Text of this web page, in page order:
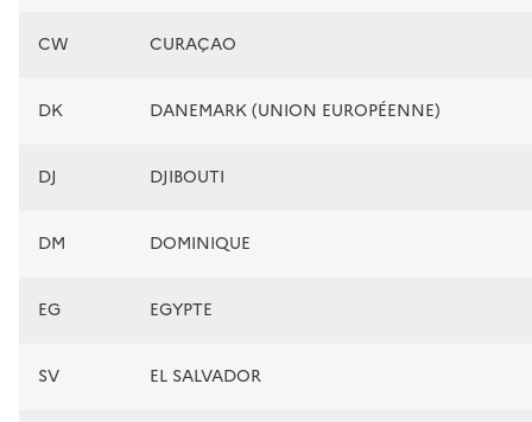
CW CURAÇAO
DK DANEMARK (UNION EUROPÉENNE)
DJ DJIBOUTI
DM DOMINIQUE
EG EGYPTE
SV EL SALVADOR